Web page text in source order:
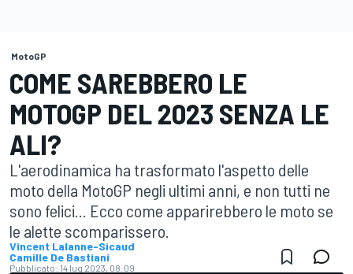
MotoGP
COME SAREBBERO LE
MOTOGP DEL 2023 SENZA LE
ALI?
L'aerodinamica ha trasformato l'aspetto delle
moto della MotoGP negli ultimi anni, e non tutti ne
sono felici... Ecco come apparirebbero le moto se
le alette scomparissero.
Vincent Lalanne-Sicaud
Camille De Bastiani
Pubblicato: 14 lug 2023, 08:09